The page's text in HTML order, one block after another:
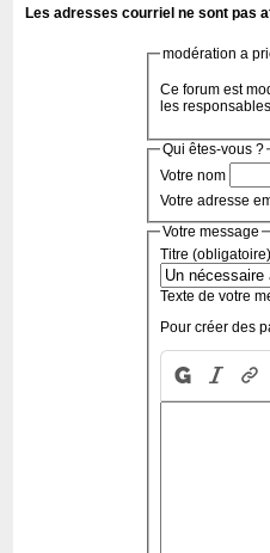
Les adresses courriel ne sont pas
modération a
Ce forum est
les
Qui êtes-vous ?
Votre nom
Votre adresse
Votre message
Titre (obligatoire)
Texte de votre
Pour créer des